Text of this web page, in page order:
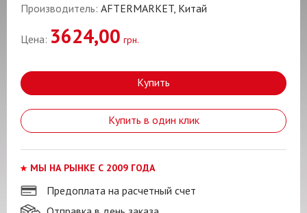
Производитель: AFTERMARKET, Китай
Цена: 3624,00 грн.
Купить
Купить в один клик
МЫ НА РЫНКЕ С 2009 ГОДА
Предоплата на расчетный счет